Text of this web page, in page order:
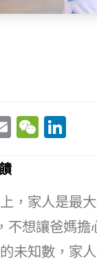
E
ai
l
W
h
at
e
dI
n
，家人是最
不想讓爸媽擔
未知數，家